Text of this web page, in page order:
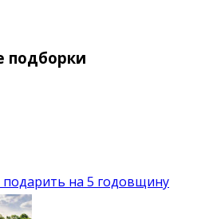
подборки
на 5 годовщину